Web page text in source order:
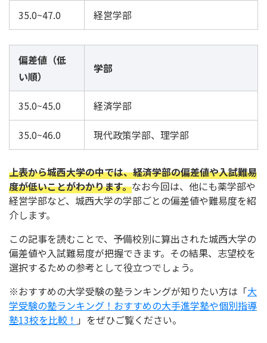
35.0~47.0 経営学部
偏差値（低
い順）
学部
35.0~45.0 経済学部
35.0~46.0 現代政策学部、理学部
上表から城西大学の中では、経済学部の偏差値や入試難易
度が低いことがわかります。なお今回は、他にも薬学部や
経営学部など、城西大学の学部ごとの偏差値や難易度を紹
介します。
この記事を読むことで、予備校別に算出された城西大学の
偏差値や入試難易度が把握できます。その結果、志望校を
選択するための参考として役立つでしょう。
※おすすめの大学受験の塾ランキングが知りたい方は「大
学受験の塾ランキング！おすすめの大手進学塾や個別指導
塾13校を比較！ 」をぜひご覧ください。